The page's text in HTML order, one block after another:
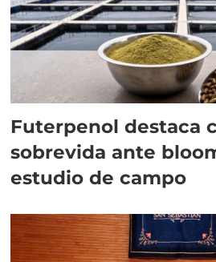
Futerpenol destaca
sobrevida ante
estudio de campo